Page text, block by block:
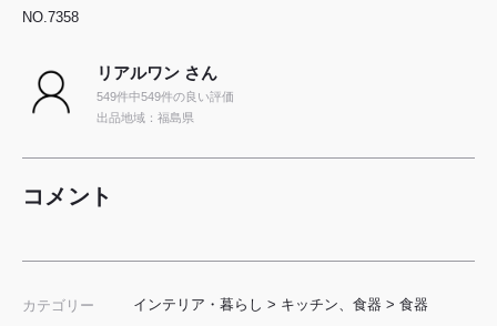
NO.7358
リアルワン さん
549件中549件の良い評価
出品地域：福島県
コメント
カテゴリー インテリア・暮らし > キッチン、食器 > 食器